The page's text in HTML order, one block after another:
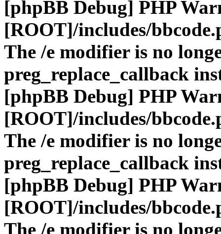
[phpBB Debug] PHP
[ROOT]/includes/
The /e modifier is no
preg_replace_callback
[phpBB Debug] PHP
[ROOT]/includes/
The /e modifier is no
preg_replace_callback
[phpBB Debug] PHP
[ROOT]/includes/
The /e modifier is no